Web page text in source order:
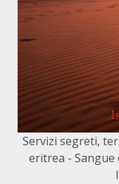
Servizi segreti,
eritrea - Sangue